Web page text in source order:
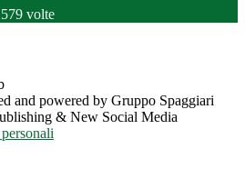
volte
and powered by Gruppo Spaggiari
& New Social Media